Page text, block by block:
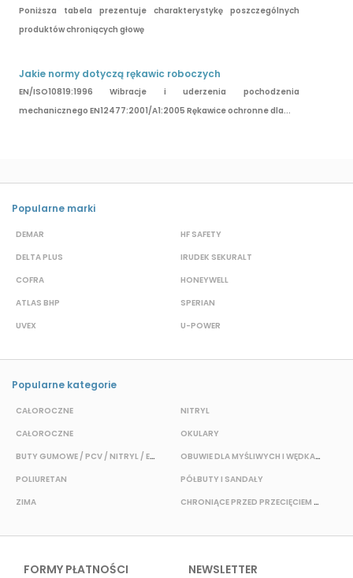
Poniższa tabela prezentuje charakterystykę poszczególnych
produktów chroniących głowę
Jakie normy dotyczą rękawic roboczych
EN/ISO10819:1996 Wibracje i uderzenia pochodzenia
mechanicznego EN12477:2001/A1:2005 Rękawice ochronne dla...
Popularne marki
DEMAR
DELTA PLUS
COFRA
ATLAS BHP
UVEX
HF SAFETY
IRUDEK SEKURALT
HONEYWELL
SPERIAN
U-POWER
Popularne kategorie
CAŁOROCZNE
CAŁOROCZNE
BUTY GUMOWE / PCV / NITRYL / EVA
POLIURETAN
ZIMA
NITRYL
OKULARY
OBUWIE DLA MYŚLIWYCH I WĘDKARZY
PÓŁBUTY I SANDAŁY
CHRONIĄCE PRZED PRZECIĘCIEM I PRZEKŁUCIEM
FORMY PŁATNOŚCI NEWSLETTER